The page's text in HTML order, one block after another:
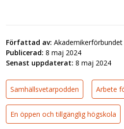
Författad av: Akademikerförbundet
Publicerad: 8 maj 2024
Senast uppdaterat: 8 maj 2024
Samhällsvetarpodden Arbete
En öppen och tillgänglig högskola